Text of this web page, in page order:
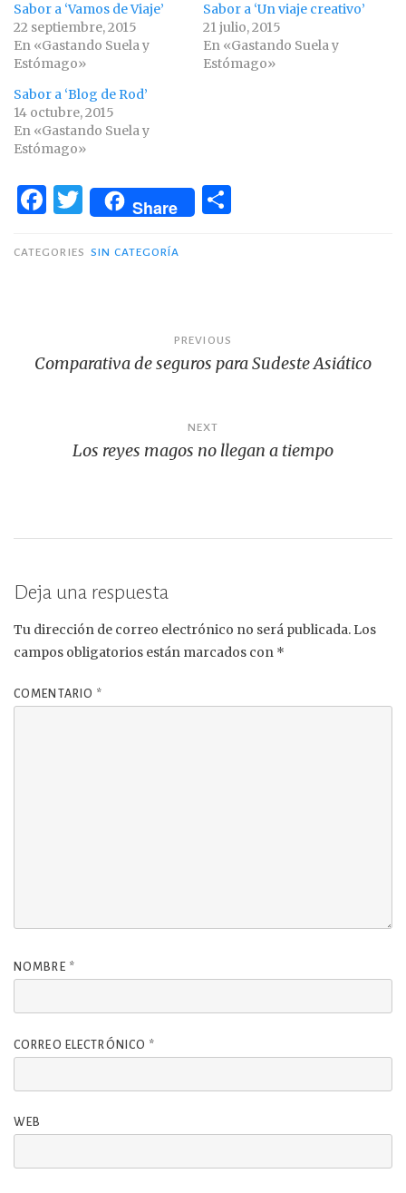
Sabor a ‘Vamos de Viaje’
22 septiembre, 2015
En «Gastando Suela y
Estómago»
Sabor a ‘Un viaje creativo’
21 julio, 2015
En «Gastando Suela y
Estómago»
Sabor a ‘Blog de Rod’
14 octubre, 2015
En «Gastando Suela y
Estómago»
F
c
o
T
w
it
Share
r
CATEGORIES SIN CATEGORÍA
de
PREVIOUS
Comparativa de seguros para Sudeste Asiático
NEXT
Los reyes magos no llegan a tiempo
Deja una respuesta
Tu dirección de correo electrónico no será publicada. Los
campos obligatorios están marcados con *
COMENTARIO *
NOMBRE *
CORREO ELECTRÓNICO *
WEB